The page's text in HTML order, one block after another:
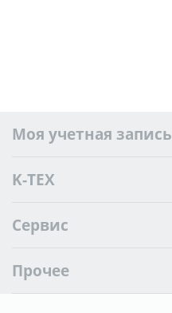
Моя учетная запись
K-TEX
Сервис
Прочее